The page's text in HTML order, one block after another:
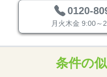
0120-
月火木金 9:00～
条件の